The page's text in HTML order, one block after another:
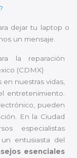
dejar tu laptop o
un mensaje.
la reparación
(CDMX)
en nuestras vidas,
entretenimiento.
pueden
En la Ciudad
especialistas
entusiasta del
esenciales